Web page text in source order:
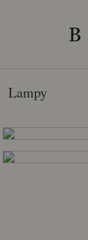
Lampy